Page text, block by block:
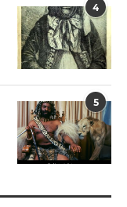
4
5